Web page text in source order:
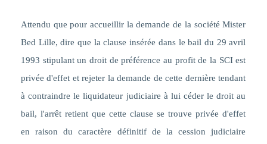
Attendu que pour accueillir la demande de la société Mister
Bed Lille, dire que la clause insérée dans le bail du 29 avril
1993 stipulant un droit de préférence au profit de la SCI est
privée d'effet et rejeter la demande de cette dernière tendant
à contraindre le liquidateur judiciaire à lui céder le droit au
bail, l'arrêt retient que cette clause se trouve privée d'effet
en raison du caractère définitif de la cession judiciaire